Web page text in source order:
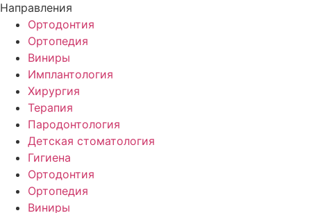
Направления
Ортодонтия
Ортопедия
Виниры
Имплантология
Хирургия
Терапия
Пародонтология
Детская стоматология
Гигиена
Ортодонтия
Ортопедия
Виниры